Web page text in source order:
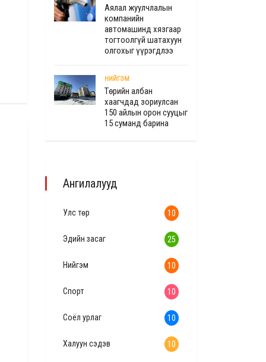
Аялал жуулчлалын
компанийн
автомашинд хязгаар
тогтоолгүй шатахуун
олгохыг үүрэгдлээ
НИЙГЭМ
Төрийн албан
хаагчдад зориулсан
150 айлын орон сууцыг
15 суманд барина
Ангилалууд
Улс төр 10
Эдийн засаг 25
Нийгэм 10
Спорт 10
Соёл урлаг 10
Халуун сэдэв 10